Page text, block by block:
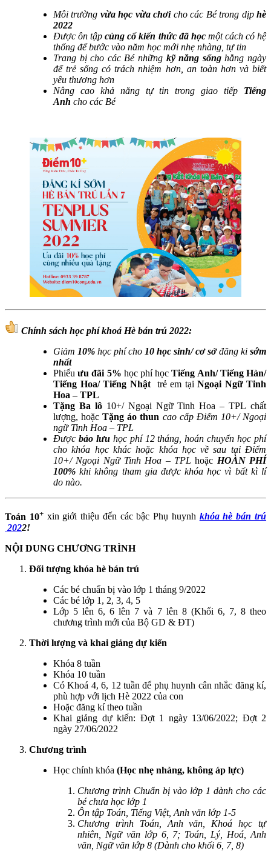
Môi trường vừa học vừa chơi cho các Bé trong dịphè
2022
Được ôn tậpcủng cố kiến thức đã họcmột cách có hệ
thống để bước vào năm học mới nhẹ nhàng, tự tin
Trang bị cho các Bé những kỹ năng sốnghằng ngày
để trẻ sống có trách nhiệm hơn, an toàn hơn và biết
yêu thương hơn
Nâng cao khả năng tự tin trong giao tiếp Tiếng
Anh cho các Bé
Chính sách học phí khoá Hè bán trú 2022:
Giảm 10% học phí cho 10 học sinh/ cơ sởđăng ki sớm
nhất
Phiếuưu đãi 5% học phí họcTiếng Anh/ Tiếng Hàn/
Tiếng Hoa/ Tiếng Nhật trẻ em tại Ngoại Ngữ Tinh
Hoa – TPL
Tặng Ba lô10+/ Ngoại Ngữ Tinh Hoa – TPL chất
lượng, hoặcTặng áo thun cao cấp Điểm 10+/ Ngoại
ngữ Tinh Hoa – TPL
Được bảo lưuhọc phí 12 tháng, hoán chuyển học phí
cho khóa học khác hoặc khóa học về sau tại Điểm
10+/ Ngoại Ngữ Tinh Hoa – TPL hoặc HOÀN PHÍ
100%khi không tham gia được khóa học vì bất kì lí
do nào.
Toán 10+xin giới thiệu đến các bậc Phụ huynh khóa hè bán trú​
2022!
NỘI DUNG CHƯƠNG TRÌNH
Đối tượng khóa hè bán trú
Các bé chuẩn bị vào lớp 1 tháng 9/2022
Các bé lớp 1, 2, 3, 4, 5
Lớp 5 lên 6, 6 lên 7 và 7 lên 8 (Khối 6, 7, 8 theo
chương trình mới của Bộ GD & ĐT)
Thời lượng và khai giảng dự kiến
Khóa 8 tuần
Khóa 10 tuần
Có Khoá 4, 6, 12 tuần để phụ huynh cân nhắc đăng kí,
phù hợp với lịch Hè 2022 của con
Hoặc đăng kí theo tuần
Khai giảng dự kiến: Đợt 1 ngày 13/06/2022; Đợt 2
ngày 27/06/2022
Chương trình
Học chính khóa (Học nhẹ nhàng, không áp lực)
Chương trình Chuẩn bị vào lớp 1 dành cho các
bé chưa học lớp 1
Ôn tập Toán, Tiếng Việt, Anh văn lớp 1-5
Chương trình Toán, Anh văn, Khoá học tự
nhiên, Ngữ văn lớp 6, 7; Toán, Lý, Hoá, Anh
văn, Ngữ văn lớp 8 (Dành cho khối 6, 7, 8)